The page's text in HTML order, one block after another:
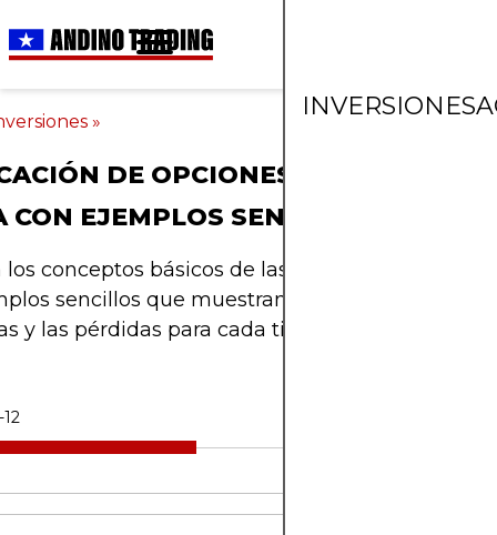
INVERSIONES
»
DE OPCIONES DE COMPRA Y
CON EJEMPLOS SENCILLOS
los conceptos básicos de las opciones de
sencillos que muestran cómo funcionan las
y las pérdidas para cada tipo de opción.